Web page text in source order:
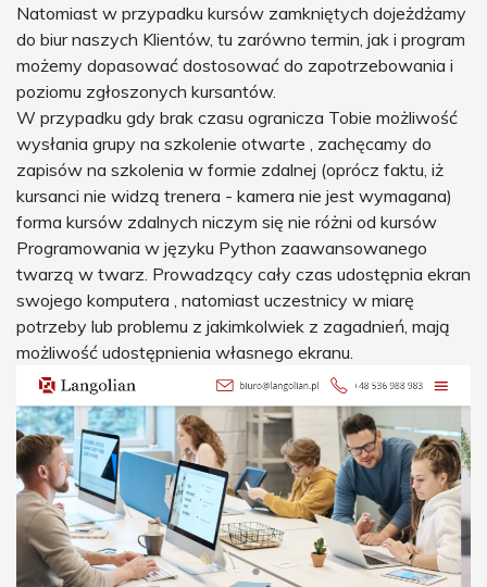
Natomiast w przypadku kursów zamkniętych dojeżdżamy
do biur naszych Klientów, tu zarówno termin, jak i program
możemy dopasować dostosować do zapotrzebowania i
poziomu zgłoszonych kursantów.
W przypadku gdy brak czasu ogranicza Tobie możliwość
wysłania grupy na szkolenie otwarte , zachęcamy do
zapisów na szkolenia w formie zdalnej (oprócz faktu, iż
kursanci nie widzą trenera - kamera nie jest wymagana)
forma kursów zdalnych niczym się nie różni od kursów
Programowania w języku Python zaawansowanego
twarzą w twarz. Prowadzący cały czas udostępnia ekran
swojego komputera , natomiast uczestnicy w miarę
potrzeby lub problemu z jakimkolwiek z zagadnień, mają
możliwość udostępnienia własnego ekranu.